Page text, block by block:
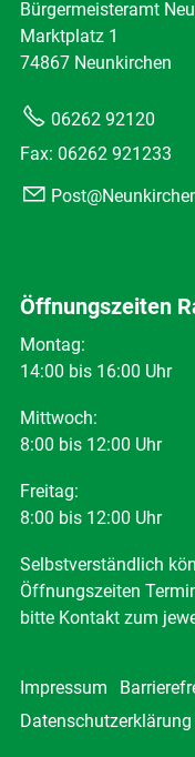
Bürgermeisteramt
Marktplatz 1
74867 Neunkirchen
06262 92120
Fax: 06262 921233
Öffnungszeiten
Montag:
14:00 bis 16:00 Uhr
Mittwoch:
8:00 bis 12:00 Uhr
Freitag:
8:00 bis 12:00 Uhr
Selbstverständlich
Öffnungszeiten
bitte Kontakt zum
Impressum
Datenschutzerklärung